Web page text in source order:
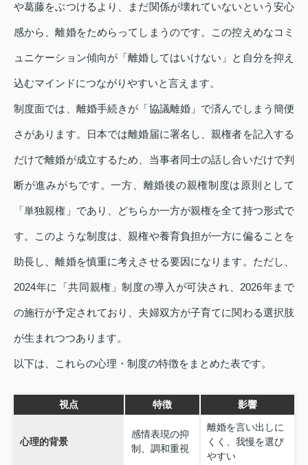
や葛藤をぶつけるより、まだ関係が壊れていないという安心
感から、離婚をためらってしまうのです。この控えめなコミ
ュニケーション傾向が「離婚してはいけない」と自分を抑え
込むマインドにつながりやすいと言えます。
制度面では、離婚手続きが「協議離婚」で済んでしまう簡便
さがあります。日本では離婚届に署名し、親権者を記入する
だけで離婚が成立するため、当事者同士の話し合いだけで判
断が進みがちです。一方、離婚後の親権制度は原則として
「単独親権」であり、どちらか一方が親権を全て持つ形式で
す。このような制度は、親権や養育負担が一方に偏ることを
助長し、離婚を慎重に考えさせる要因になります。ただし、
2024年に「共同親権」制度の導入が可決され、2026年まで
の施行が予定されており、夫婦双方が子育てに関わる選択肢
が生まれつつあります。
以下は、これらの心理・制度の特徴をまとめた表です。
視点 特徴 影響
心理的背景
感情表現の抑
制、調和重視
離婚を言い出しに
くく、我慢を選び
やすい